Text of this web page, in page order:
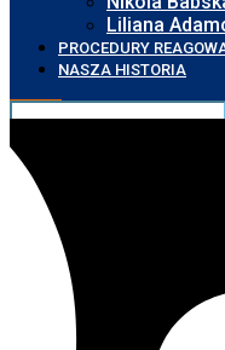
Liliana
PROCEDURY
NASZA HISTORIA